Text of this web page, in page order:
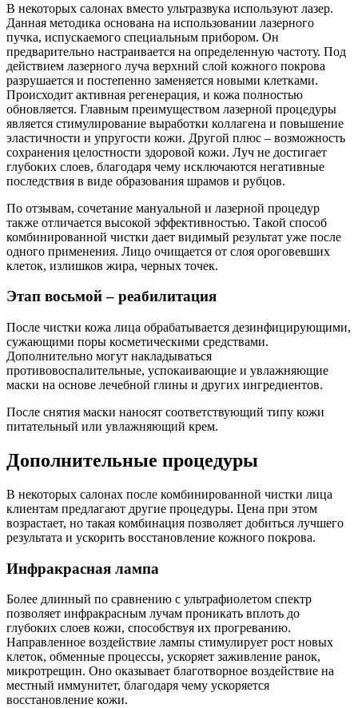
В некоторых салонах вместо ультразвука используют лазер.
Данная методика основана на использовании лазерного
пучка, испускаемого специальным прибором. Он
предварительно настраивается на определенную частоту. Под
действием лазерного луча верхний слой кожного покрова
разрушается и постепенно заменяется новыми клетками.
Происходит активная регенерация, и кожа полностью
обновляется. Главным преимуществом лазерной процедуры
является стимулирование выработки коллагена и повышение
эластичности и упругости кожи. Другой плюс – возможность
сохранения целостности здоровой кожи. Луч не достигает
глубоких слоев, благодаря чему исключаются негативные
последствия в виде образования шрамов и рубцов.
По отзывам, сочетание мануальной и лазерной процедур
также отличается высокой эффективностью. Такой способ
комбинированной чистки дает видимый результат уже после
одного применения. Лицо очищается от слоя ороговевших
клеток, излишков жира, черных точек.
Этап восьмой – реабилитация
После чистки кожа лица обрабатывается дезинфицирующими,
сужающими поры косметическими средствами.
Дополнительно могут накладываться
противовоспалительные, успокаивающие и увлажняющие
маски на основе лечебной глины и других ингредиентов.
После снятия маски наносят соответствующий типу кожи
питательный или увлажняющий крем.
Дополнительные процедуры
В некоторых салонах после комбинированной чистки лица
клиентам предлагают другие процедуры. Цена при этом
возрастает, но такая комбинация позволяет добиться лучшего
результата и ускорить восстановление кожного покрова.
Инфракрасная лампа
Более длинный по сравнению с ультрафиолетом спектр
позволяет инфракрасным лучам проникать вплоть до
глубоких слоев кожи, способствуя их прогреванию.
Направленное воздействие лампы стимулирует рост новых
клеток, обменные процессы, ускоряет заживление ранок,
микротрещин. Оно оказывает благотворное воздействие на
местный иммунитет, благодаря чему ускоряется
восстановление кожи.